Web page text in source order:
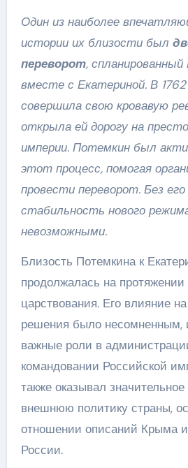
Один из наиболее
истории их близости был
переворот,
вместе с Екатериной. В
совершила свою кровавую
открыла ей дорогу на
империи. Потемкин был
этот процесс, помогая
провести переворот. Без
стабильность нового
невозможными.
Близость Потемкина к
продолжалась на протяжении
царствования. Его влияние
решения было несомненным,
важные роли в
командовании Российской
также оказывал
внешнюю политику страны,
отношении описаний Крыма
России.